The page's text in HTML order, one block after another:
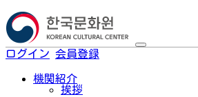
ログイン 会員登録
機関紹介
挨拶